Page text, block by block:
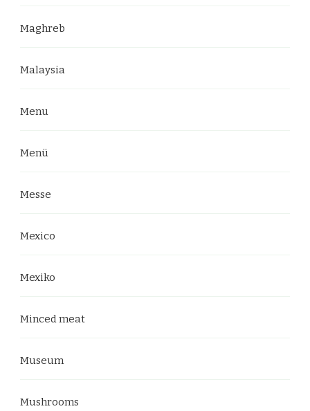
Maghreb
Malaysia
Menu
Menü
Messe
Mexico
Mexiko
Minced meat
Museum
Mushrooms